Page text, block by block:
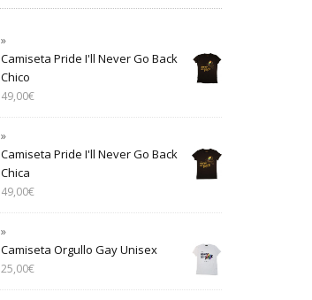
Camiseta Pride I'll Never Go Back
Chico
49,00€
Camiseta Pride I'll Never Go Back
Chica
49,00€
Camiseta Orgullo Gay Unisex
25,00€